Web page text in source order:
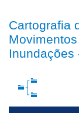
Cartografia
Inundações